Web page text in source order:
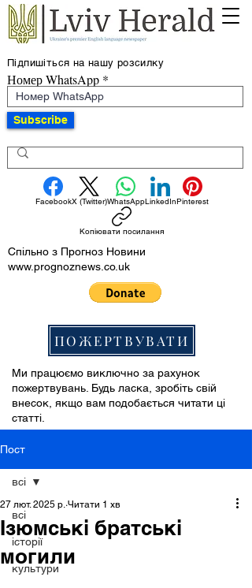
Підпишіться на нашу розсилку
Номер WhatsApp
Subscribe
FacebookX (Twitter)WhatsAppLinkedInPinterest
Копіювати посилання
Спільно з Прогноз Новини
www.prognoznews.co.uk
ПОЖЕРТВУВАТИ
Ми працюємо виключно за рахунок
пожертвувань. Будь ласка, зробіть свій
внесок, якщо вам подобається читати ці
статті.
Пост
всі
історії
культури
всі
Ізюмські братські
могили
27 лют. 2025 р. Читати 1 хв